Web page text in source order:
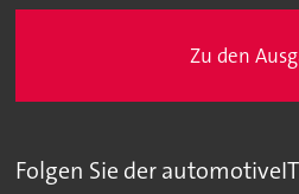
Zu den
Folgen Sie der